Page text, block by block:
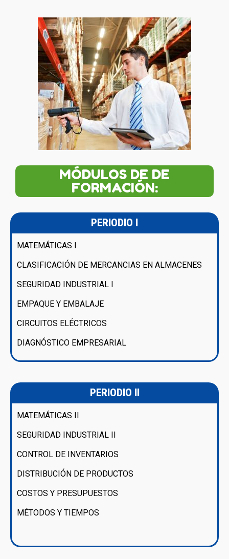
MÓDULOS DE DE
FORMACIÓN:
PERIODIO I
MATEMÁTICAS I
CLASIFICACIÓN DE MERCANCIAS EN ALMACENES
SEGURIDAD INDUSTRIAL I
EMPAQUE Y EMBALAJE
CIRCUITOS ELÉCTRICOS
DIAGNÓSTICO EMPRESARIAL
PERIODIO II
MATEMÁTICAS II
SEGURIDAD INDUSTRIAL II
CONTROL DE INVENTARIOS
DISTRIBUCIÓN DE PRODUCTOS
COSTOS Y PRESUPUESTOS
MÉTODOS Y TIEMPOS